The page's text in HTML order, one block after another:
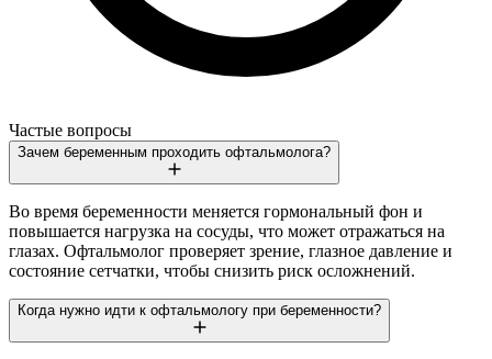
Частые вопросы
Зачем беременным проходить офтальмолога?
Во время беременности меняется гормональный фон и
повышается нагрузка на сосуды, что может отражаться на
глазах. Офтальмолог проверяет зрение, глазное давление и
состояние сетчатки, чтобы снизить риск осложнений.
Когда нужно идти к офтальмологу при беременности?